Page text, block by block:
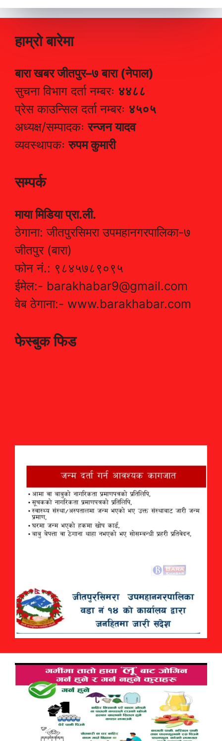
हाम्रो बारेमा
बारा खबर जीतपुर–७ बारा (नेपाल)
सुचना विभाग दर्ता नम्बरः ४४८८
प्रेस काउन्सिल दर्ता नम्बरः ४५०५
अध्यक्ष/सम्पादकःरन्जन यादव
व्यवस्थापकःरुपम कुमारी
सम्पर्क
माया मिडिया प्रा.ली.
ठेगाना: जीतपुरसिमरा उपमहानगरपालिका-७
जीतपुर (बारा)
फोन नं.: ९८४५७८९०९५
ईमेल:- barakhabar9@gmail.com
वेब ठेगाना:- www.barakhabar.com
फेस्बुक फिड